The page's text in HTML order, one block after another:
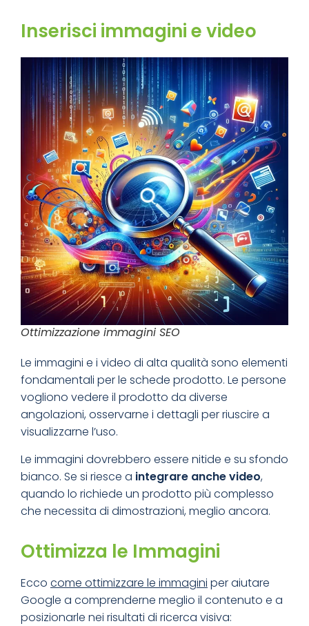
Inserisci immagini e video
Ottimizzazione immagini SEO
Le immagini e i video di alta qualità sono elementi
fondamentali per le schede prodotto. Le persone
vogliono vedere il prodotto da diverse
angolazioni, osservarne i dettagli per riuscire a
visualizzarne l’uso.
Le immagini dovrebbero essere nitide e su sfondo
bianco. Se si riesce a integrare anche video,
quando lo richiede un prodotto più complesso
che necessita di dimostrazioni, meglio ancora.
Ottimizza le Immagini
Ecco come ottimizzare le immagini per aiutare
Google a comprenderne meglio il contenuto e a
posizionarle nei risultati di ricerca visiva: